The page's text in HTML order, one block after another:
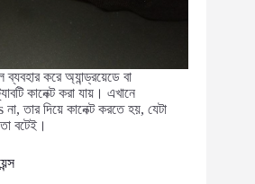
করে অ্যান্ড্রয়েডে বা
কানেক্ট করা যায়। এখানে
তার দিয়ে কানেক্ট করতে হয়, যেটা
বটেই।